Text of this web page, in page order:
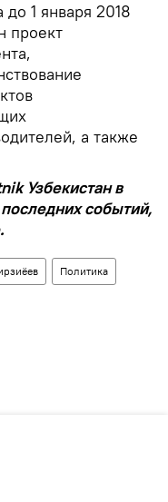
1 января 2018
проект
а также
Узбекистан в
событий,
Политика